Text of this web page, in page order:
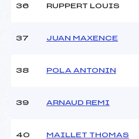
36 RUPPERT LOUIS
37 JUAN MAXENCE
38 POLA ANTONIN
39 ARNAUD REMI
40 MAILLET THOMAS